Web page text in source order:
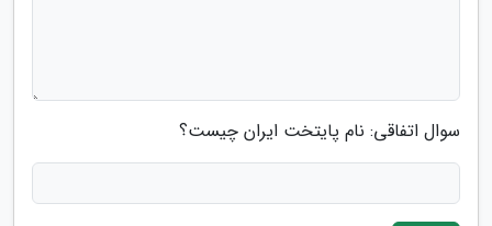
سوال اتفاقی: نام پایتخت ایران چیست؟